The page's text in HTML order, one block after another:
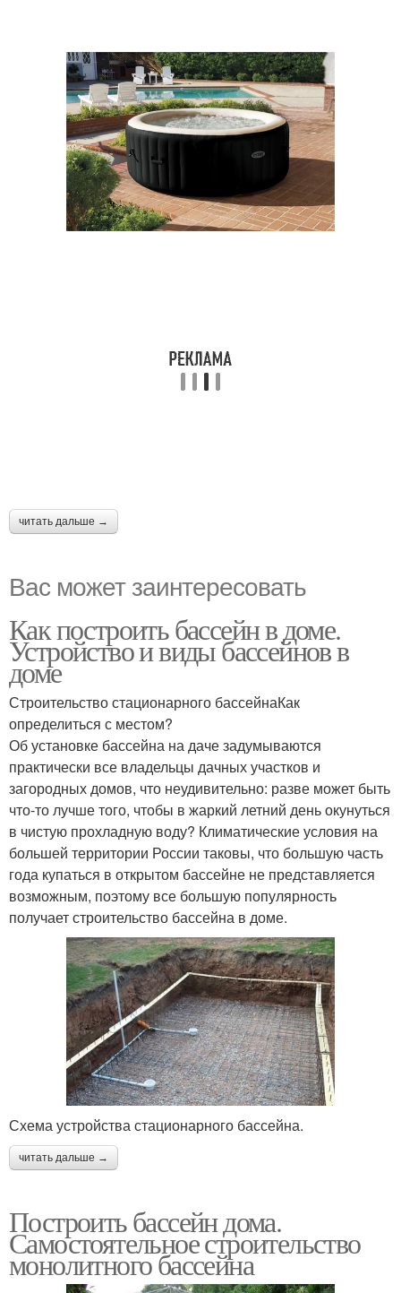
читать дальше →
Вас может заинтересовать
Как построить бассейн в доме.
Устройство и виды бассейнов в
доме
Строительство стационарного бассейнаКак
определиться с местом?
Об установке бассейна на даче задумываются
практически все владельцы дачных участков и
загородных домов, что неудивительно: разве может быть
что-то лучше того, чтобы в жаркий летний день окунуться
в чистую прохладную воду? Климатические условия на
большей территории России таковы, что большую часть
года купаться в открытом бассейне не представляется
возможным, поэтому все большую популярность
получает строительство бассейна в доме.
Схема устройства стационарного бассейна.
читать дальше →
Построить бассейн дома.
Самостоятельное строительство
монолитного бассейна